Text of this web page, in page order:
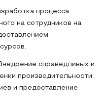
процесса
на сотрудников на
справедливых и
производительности,
и предоставление